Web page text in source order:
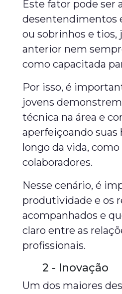
Este fator pode ser
desentendimentos
ou sobrinhos e tios,
anterior nem
como capacitada
Por isso, é
jovens
técnica na área e
aperfeiçoando suas
longo da vida,
colaboradores.
Nesse cenário, é
produtividade e os
acompanhados e
claro entre as
profissionais.
2 - Inovação
Um dos maiores